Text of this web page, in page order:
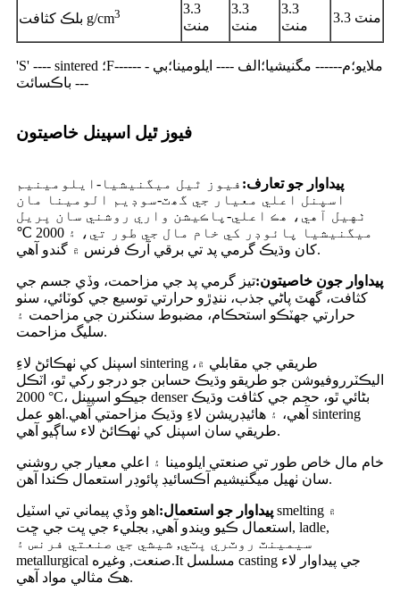
بلڪ کثافت g/cm3
3.3
منٽ
3.3
منٽ
3.3
منٽ
3.3 منٽ
'S' ---- sintered ؛F------ ملايو؛م------ مگنيشيا؛الف ---- ايلومينا؛بي -
--- باڪسائٽ
فيوز ٿيل اسپينل خاصيتون
پيداوار جو تعارف: فيوز ٿيل ميگنيشيا-ايلومينيم
اسپنل اعلي معيار جي گھٽ-سوڊيم الومينا مان
ٺهيل آهي، هڪ اعلي-پاڪيشن واري روشني سان ڀريل
ميگنيشيا پائوڊر کي خام مال جي طور تي، ۽ 2000 ℃
کان وڌيڪ گرمي پد تي برقي آرڪ فرنس ۾ گندو آهي.
پيداوار جون خاصيتون:تيز گرمي پد جي مزاحمت، وڏي جسم جي
کثافت، گهٽ پاڻي جذب، ننڍڙو حرارتي توسيع جي کوٽائي، سٺو
حرارتي جھٽڪو استحڪام، مضبوط سنکنرن جي مزاحمت ۽
سليگ مزاحمت.
اسپنل کي ٺهڪائڻ لاءِ sintering طريقي جي مقابلي ۾،
اليڪٽرروفيوشن جو طريقو وڌيڪ حسابن جو درجو رکي ٿو، اٽڪل
2000 °C، جيڪو اسپينل denser بڻائي ٿو، حجم جي کثافت وڌيڪ
آهي، ۽ هائيڊريشن لاءِ وڌيڪ مزاحمتي آهي.اهو عمل sintering
طريقي سان اسپنل کي ٺهڪائڻ لاء ساڳيو آهي.
خام مال خاص طور تي صنعتي ايلومينا ۽ اعلي معيار جي روشني
سان ٺهيل ميگنيشيم آڪسائيڊ پائوڊر استعمال ڪندا آهن.
پيداوار جو استعمال: اهو وڏي پيماني تي اسٽيل smelting ۾
استعمال ڪيو ويندو آهي, بجليء جي ڀت جي ڇت, ladle,
سيمينٽ روٽري ڀٽي, شيشي جي صنعتي فرنس ۽
metallurgical صنعت, وغيره.It مسلسل casting جي پيداوار لاء
هڪ مثالي مواد آهي.